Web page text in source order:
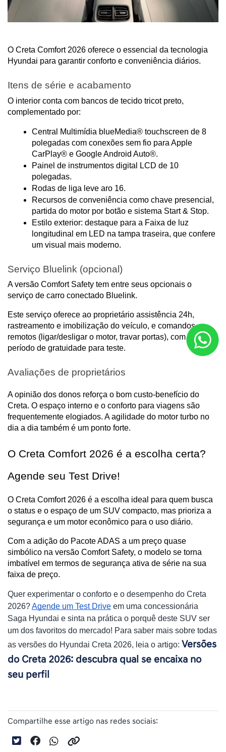
O Creta Comfort 2026 oferece o essencial da tecnologia
Hyundai para garantir conforto e conveniência diários.
Itens de série e acabamento
O interior conta com bancos de tecido tricot preto,
complementado por:
Central Multimídia blueMedia® touchscreen de 8
polegadas com conexões sem fio para Apple
CarPlay® e Google Android Auto®.
Painel de instrumentos digital LCD de 10
polegadas.
Rodas de liga leve aro 16.
Recursos de conveniência como chave presencial,
partida do motor por botão e sistema Start & Stop.
Estilo exterior: destaque para a Faixa de luz
longitudinal em LED na tampa traseira, que confere
um visual mais moderno.
Serviço Bluelink (opcional)
A versão Comfort Safety tem entre seus opcionais o
serviço de carro conectado Bluelink.
Este serviço oferece ao proprietário assistência 24h,
rastreamento e imobilização do veículo, e comandos
remotos (ligar/desligar o motor, travar portas), com um
período de gratuidade para teste.
Avaliações de proprietários
A opinião dos donos reforça o bom custo-benefício do
Creta. O espaço interno e o conforto para viagens são
frequentemente elogiados. A agilidade do motor turbo no
dia a dia também é um ponto forte.
O Creta Comfort 2026 é a escolha certa?
Agende seu Test Drive!
O Creta Comfort 2026 é a escolha ideal para quem busca
o status e o espaço de um SUV compacto, mas prioriza a
segurança e um motor econômico para o uso diário.
Com a adição do Pacote ADAS a um preço quase
simbólico na versão Comfort Safety, o modelo se torna
imbatível em termos de segurança ativa de série na sua
faixa de preço.
Quer experimentar o conforto e o desempenho do Creta
2026?Agende um Test Drive em uma concessionária
Saga Hyundai e sinta na prática o porquê deste SUV ser
um dos favoritos do mercado! Para saber mais sobre todas
as versões do Hyundai Creta 2026, leia o artigo: Versões
do Creta 2026: descubra qual se encaixa no
seu perfil
Compartilhe esse artigo nas redes sociais: